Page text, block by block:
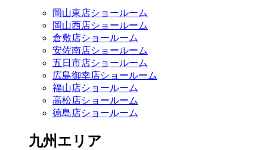
岡山東店ショールーム
岡山西店ショールーム
倉敷店ショールーム
安佐南店ショールーム
五日市店ショールーム
広島御幸店ショールーム
福山店ショールーム
高松店ショールーム
徳島店ショールーム
九州エリア